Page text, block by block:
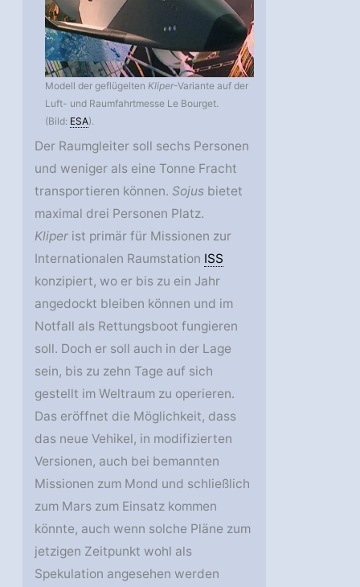
Modell der geflügeltenKliper-Variante auf der
Luft- und Raumfahrtmesse Le Bourget.
(Bild: ESA).
Der Raumgleiter soll sechs Personen
und weniger als eine Tonne Fracht
transportieren können.Sojus bietet
maximal drei Personen Platz.
Kliper ist primär für Missionen zur
Internationalen Raumstation ISS
konzipiert, wo er bis zu ein Jahr
angedockt bleiben können und im
Notfall als Rettungsboot fungieren
soll. Doch er soll auch in der Lage
sein, bis zu zehn Tage auf sich
gestellt im Weltraum zu operieren.
Das eröffnet die Möglichkeit, dass
das neue Vehikel, in modifizierten
Versionen, auch bei bemannten
Missionen zum Mond und schließlich
zum Mars zum Einsatz kommen
könnte, auch wenn solche Pläne zum
jetzigen Zeitpunkt wohl als
Spekulation angesehen werden